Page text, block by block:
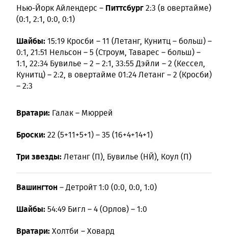
Нью-Йорк Айлендерс – Питтсбург2:3 (в овертайме)
(0:1, 2:1, 0:0, 0:1)
Шайбы:15:19 Кросби – 11 (Летанг, Кунитц – больш) –
0:1, 21:51 Нельсон – 5 (Строум, Таварес – больш) –
1:1, 22:34 Бувилье – 2 – 2:1, 33:55 Дэйли – 2 (Кессел,
Кунитц) – 2:2, в овертайме 01:24 Летанг – 2 (Кросби)
– 2:3
Вратари: Галак – Мюррей
Броски:22 (5+11+5+1) – 35 (16+4+14+1)
Три звезды:Летанг (П), Бувилье (НЙ), Коул (П)
Вашингтон– Детройт 1:0 (0:0, 0:0, 1:0)
Шайбы:54:49 Бигл – 4 (Орлов) – 1:0
Вратари:Холтби – Ховард